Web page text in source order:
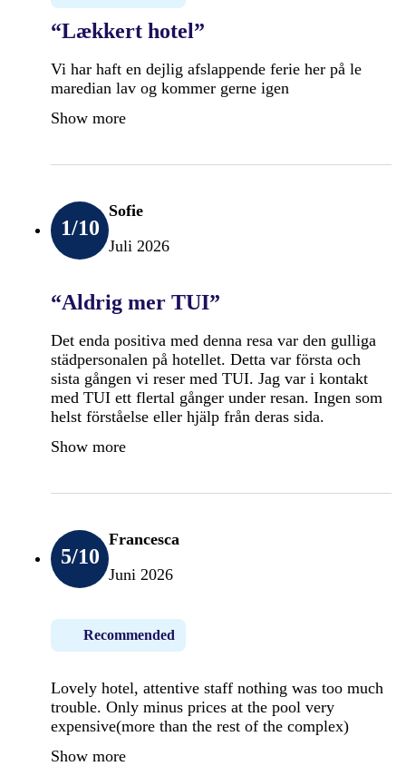
“Lækkert hotel”
Vi har haft en dejlig afslappende ferie her på le
maredian lav og kommer gerne igen
Show more
1/10
Sofie
Juli 2026
“Aldrig mer TUI”
Det enda positiva med denna resa var den gulliga
städpersonalen på hotellet. Detta var första och
sista gången vi reser med TUI. Jag var i kontakt
med TUI ett flertal gånger under resan. Ingen som
helst förståelse eller hjälp från deras sida.
Show more
5/10
Francesca
Juni 2026
Recommended
Lovely hotel, attentive staff nothing was too much
trouble. Only minus prices at the pool very
expensive(more than the rest of the complex)
Show more